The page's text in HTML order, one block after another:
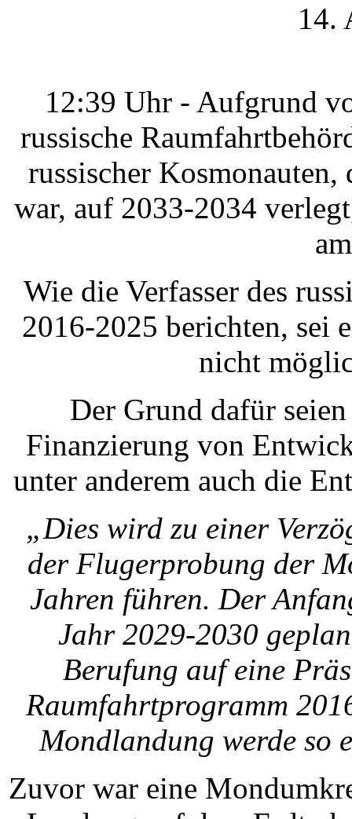
14.
12:39 Uhr - Aufgrund
russische
russischer
war, auf 2033-2034
Wie die Verfasser des
2016-2025 berichten, sei
nicht
Der Grund dafür
Finanzierung von
unter anderem auch die
„Dies wird zu einer
der Flugerprobung der
Jahren führen. Der
Jahr 2029-2030
Berufung auf eine
Raumfahrtprogramm
Mondlandung werde so
Zuvor war eine